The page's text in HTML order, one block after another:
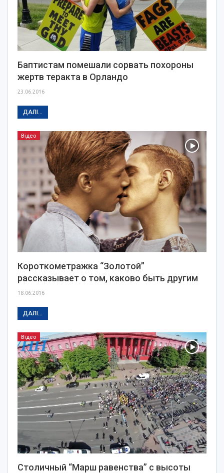
Баптистам помешали сорвать похороны
жертв теракта в Орландо
23.06.2016
ДАЛІ...
Відео
Короткометражка “Золотой”
рассказывает о том, каково быть другим
18.06.2016
ДАЛІ...
Відео
Столичный “Марш равенства” с высоты